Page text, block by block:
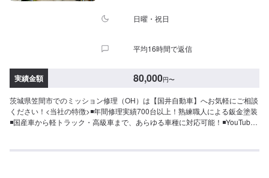
日曜・祝日
平均16時間で返信
実績金額 80,000円〜
茨城県笠間市でのミッション修理（OH）は【国井自動車】へお気軽にご相談
ください！<当社の特徴>◾年間修理実績700台以上！熟練職人による鈑金塗装
◾国産車から軽トラック・高級車まで、あらゆる車種に対応可能！◾YouTube
取れない…などのご相談もお気軽にどうぞ！【1】オファーにてお問い合わせ